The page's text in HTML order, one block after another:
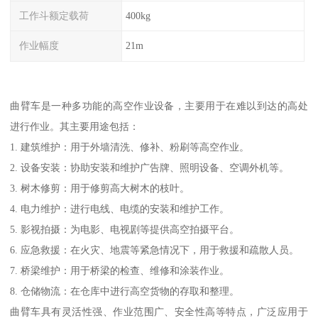
工作斗额定载荷 400kg
作业幅度 21m
曲臂车是一种多功能的高空作业设备，主要用于在难以到达的高处
进行作业。其主要用途包括：
1. 建筑维护：用于外墙清洗、修补、粉刷等高空作业。
2. 设备安装：协助安装和维护广告牌、照明设备、空调外机等。
3. 树木修剪：用于修剪高大树木的枝叶。
4. 电力维护：进行电线、电缆的安装和维护工作。
5. 影视拍摄：为电影、电视剧等提供高空拍摄平台。
6. 应急救援：在火灾、地震等紧急情况下，用于救援和疏散人员。
7. 桥梁维护：用于桥梁的检查、维修和涂装作业。
8. 仓储物流：在仓库中进行高空货物的存取和整理。
曲臂车具有灵活性强、作业范围广、安全性高等特点，广泛应用于